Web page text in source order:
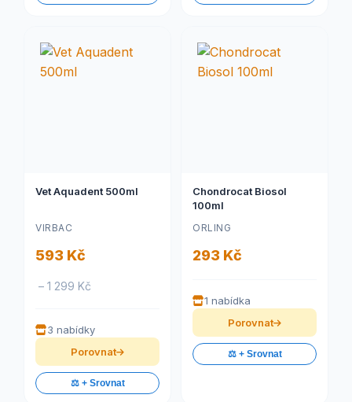
Vet Aquadent 500ml
VIRBAC
593 Kč
– 1 299 Kč
3 nabídky
Porovnat
⚖️ + Srovnat
Chondrocat Biosol
100ml
ORLING
293 Kč
1 nabídka
Porovnat
⚖️ + Srovnat